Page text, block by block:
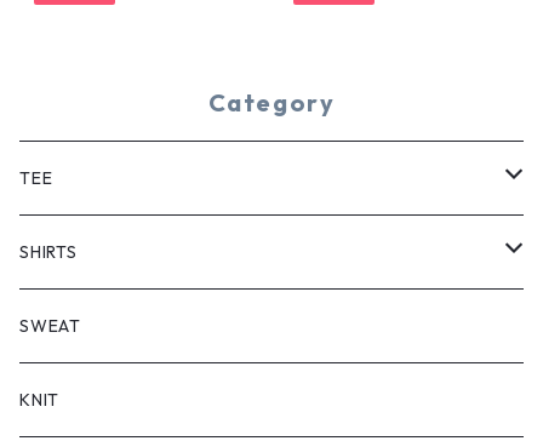
Category
TEE
SHORT SLEEVE
LONG SLEEVE
SHIRTS
SHORT SLEEVE
LONG SLEEVE
SWEAT
KNIT